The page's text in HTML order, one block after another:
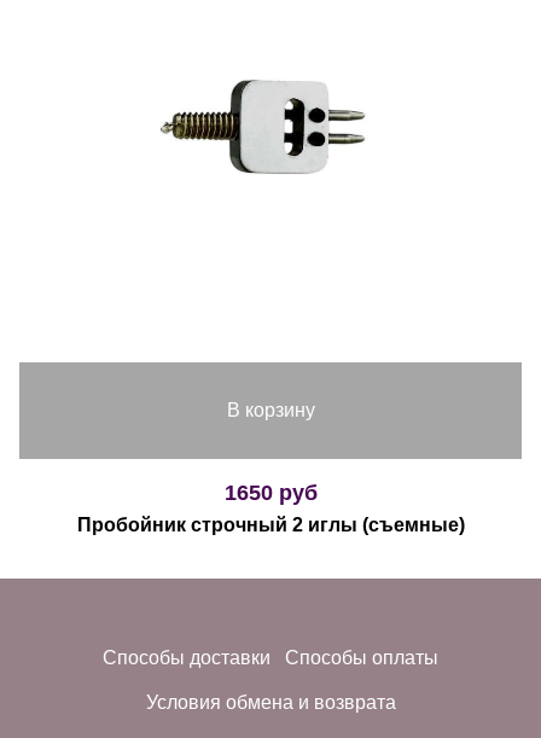
В корзину
1650 руб
Пробойник строчный 2 иглы (съемные)
Способы доставки Способы оплаты
Условия обмена и возврата